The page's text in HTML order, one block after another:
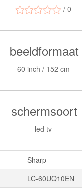
/ 0
beeldformaat
60 inch / 152 cm
schermsoort
led tv
Sharp
LC-60UQ10EN